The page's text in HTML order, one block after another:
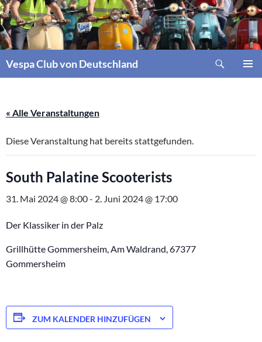
Zum
Inhalt
springen
Vespa Club von Deutschland
« Alle Veranstaltungen
Diese Veranstaltung hat bereits stattgefunden.
South Palatine Scooterists
31. Mai 2024 @ 8:00- 2. Juni 2024 @ 17:00
Der Klassiker in der Palz
Grillhütte Gommersheim, Am Waldrand, 67377
Gommersheim
ZUM KALENDER HINZUFÜGEN